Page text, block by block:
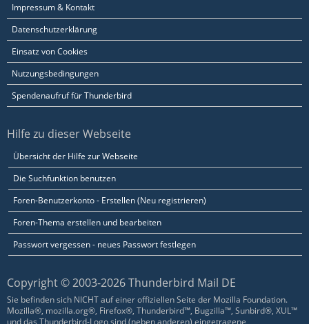
Impressum & Kontakt
Datenschutzerklärung
Einsatz von Cookies
Nutzungsbedingungen
Spendenaufruf für Thunderbird
Hilfe zu dieser Webseite
Übersicht der Hilfe zur Webseite
Die Suchfunktion benutzen
Foren-Benutzerkonto - Erstellen (Neu registrieren)
Foren-Thema erstellen und bearbeiten
Passwort vergessen - neues Passwort festlegen
Copyright © 2003-2026 Thunderbird Mail DE
Sie befinden sich NICHT auf einer offiziellen Seite der Mozilla Foundation.
Mozilla®, mozilla.org®, Firefox®, Thunderbird™, Bugzilla™, Sunbird®, XUL™